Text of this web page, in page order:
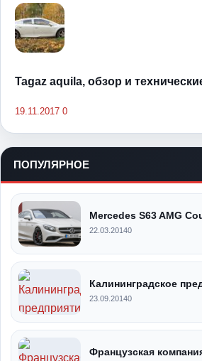
Tagaz aquila, обзор и
19.11.2017 0
ПОПУЛЯРНОЕ
Mercedes S63 AMG
22.03.20140
Калининградское
23.09.20140
Французская